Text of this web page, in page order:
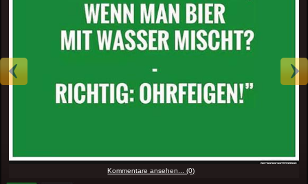
Kommentare ansehen... (0)